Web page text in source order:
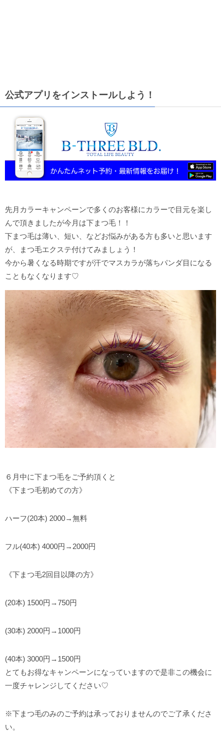
公式アプリをインストールしよう！
先月カラーキャンペーンで多くのお客様にカラーで目元を楽し
んで頂きましたが今月は下まつ毛！！
下まつ毛は薄い、短い、などお悩みがある方も多いと思います
が、まつ毛エクステ付けてみましょう！
今から暑くなる時期ですが汗でマスカラが落ちパンダ目になる
こともなくなります♡
６月中に下まつ毛をご予約頂くと
《下まつ毛初めての方》
ハーフ(20本) 2000→無料
フル(40本) 4000円→2000円
《下まつ毛2回目以降の方》
(20本) 1500円→750円
(30本) 2000円→1000円
(40本) 3000円→1500円
とてもお得なキャンペーンになっていますので是非この機会に
一度チャレンジしてください♡
※下まつ毛のみのご予約は承っておりませんのでご了承くださ
い。